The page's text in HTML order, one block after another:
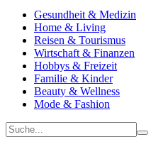
Gesundheit & Medizin
Home & Living
Reisen & Tourismus
Wirtschaft & Finanzen
Hobbys & Freizeit
Familie & Kinder
Beauty & Wellness
Mode & Fashion